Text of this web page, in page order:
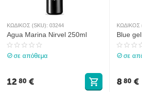
ΚΩΔΙΚΟΣ (SKU): 03244
Agua Marina Nirvel 250ml
σε απόθεμα
12 80 €
ΚΩΔΙΚΟΣ
Blue
σε
880 €